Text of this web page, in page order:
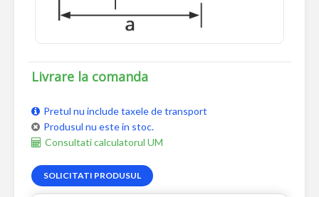
Livrare la comanda
Pretul nu include taxele de transport
Produsul nu este in stoc.
Consultati calculatorul UM
SOLICITATI PRODUSUL